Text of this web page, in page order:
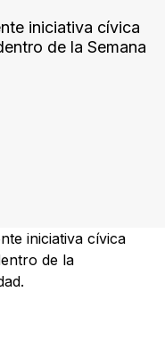
iniciativa cívica
de la Semana
iniciativa cívica
de la